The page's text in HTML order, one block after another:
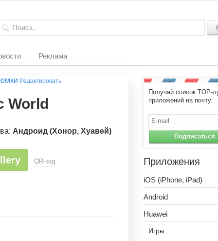
Реклама
Редактировать
World
Андроид (Хонор, Хуавей)
QR-код
Получай список TOP-
приложений на почту:
Подписаться
Приложения
iOS (iPhone, iPad)
Android
Huawei
Игры